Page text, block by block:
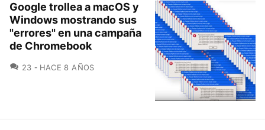
Google trollea a macOS y
Windows mostrando sus
"errores" en una campaña
de Chromebook
23 COMENTARIOS
HACE 8 AÑOS